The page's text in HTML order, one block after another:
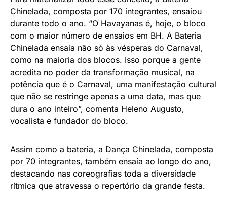
Chinelada, composta por 170 integrantes, ensaiou
durante todo o ano. “O Havayanas é, hoje, o bloco
com o maior número de ensaios em BH. A Bateria
Chinelada ensaia não só às vésperas do Carnaval,
como na maioria dos blocos. Isso porque a gente
acredita no poder da transformação musical, na
potência que é o Carnaval, uma manifestação cultural
que não se restringe apenas a uma data, mas que
dura o ano inteiro”, comenta Heleno Augusto,
vocalista e fundador do bloco.
Assim como a bateria, a Dança Chinelada, composta
por 70 integrantes, também ensaia ao longo do ano,
destacando nas coreografias toda a diversidade
rítmica que atravessa o repertório da grande festa.